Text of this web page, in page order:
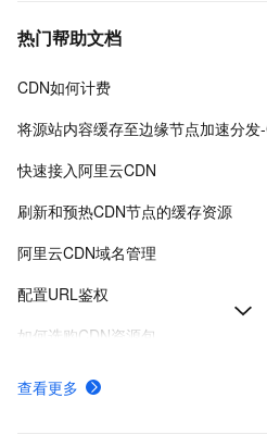
热门帮助文档
CDN如何计费
将源站内容缓存至边缘节点加速分发
快速接入阿里云CDN
刷新和预热CDN节点的缓存资源
阿里云CDN域名管理
配置URL鉴权
如何选购CDN资源包
阿里云CDN使用流程概览
查看更多